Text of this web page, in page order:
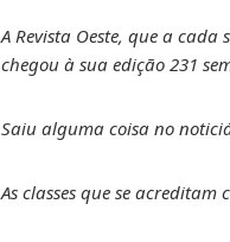
A Revista Oeste, que a
chegou à sua edição 231
Saiu alguma coisa no
As classes que se